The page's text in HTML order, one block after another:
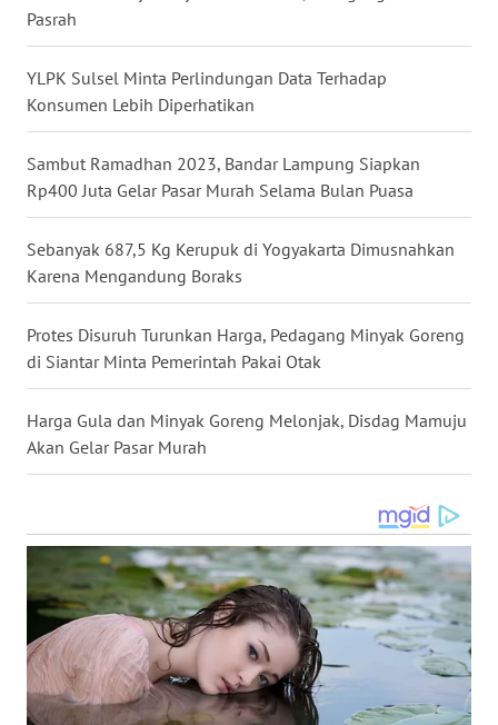
Pasrah
YLPK Sulsel Minta Perlindungan Data Terhadap
Konsumen Lebih Diperhatikan
Sambut Ramadhan 2023, Bandar Lampung Siapkan
Rp400 Juta Gelar Pasar Murah Selama Bulan Puasa
Sebanyak 687,5 Kg Kerupuk di Yogyakarta Dimusnahkan
Karena Mengandung Boraks
Protes Disuruh Turunkan Harga, Pedagang Minyak Goreng
di Siantar Minta Pemerintah Pakai Otak
Harga Gula dan Minyak Goreng Melonjak, Disdag Mamuju
Akan Gelar Pasar Murah
WN
SULSEL
WN
GORONTALO
WN
SULUT
WN
MALUKU
WN
MALUT
WN
DAIRI
TOBA
WN
NIAS
WN
LANGKAT